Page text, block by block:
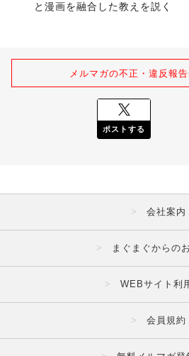
と漫画を融合した教えを説く
メルマガの不正・違反報
ポストする
会社案内
まぐまぐからの
WEBサイト利
会員規約